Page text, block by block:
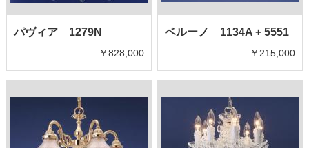
パヴィア 1279N
￥828,000
ベルーノ 1134A + 5551
￥215,000